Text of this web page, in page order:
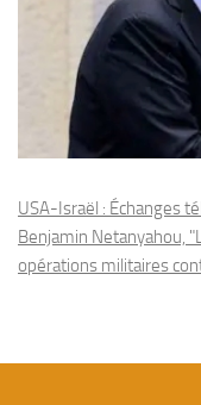
USA-Israël : Échanges
Benjamin Netanyahou,
opérations militaires